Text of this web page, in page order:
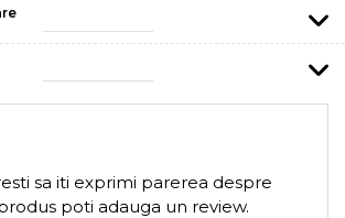
sa iti exprimi parerea despre
poti adauga un review.